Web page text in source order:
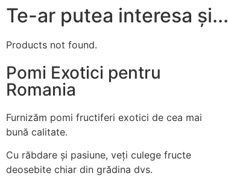
Te-ar putea interesa și...
Products not found.
Pomi Exotici pentru
Romania
Furnizăm pomi fructiferi exotici de cea mai
bună calitate.
Cu răbdare și pasiune, veți culege fructe
deosebite chiar din grădina dvs.